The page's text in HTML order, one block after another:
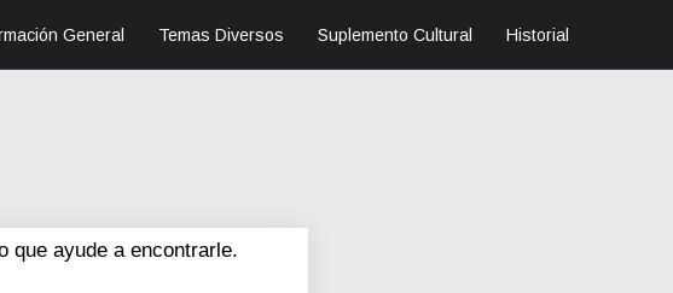
General Temas Diversos Suplemento Cultural Historial
que ayude a encontrarle.